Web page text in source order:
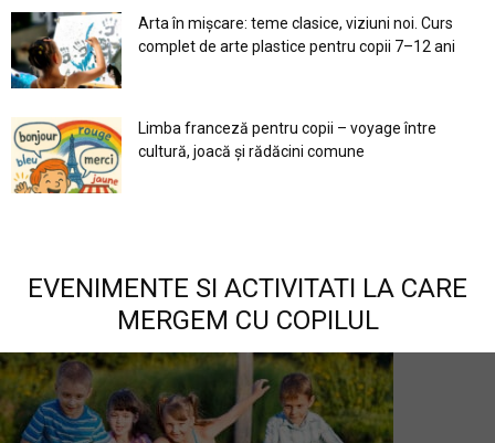
Arta în mișcare: teme clasice, viziuni noi. Curs
complet de arte plastice pentru copii 7–12 ani
Limba franceză pentru copii – voyage între
cultură, joacă și rădăcini comune
EVENIMENTE SI ACTIVITATI LA CARE
MERGEM CU COPILUL